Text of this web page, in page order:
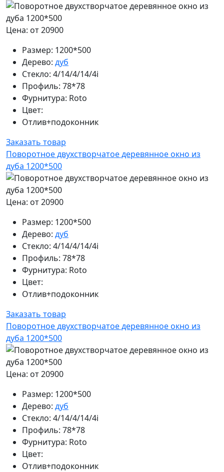
Цена: от 20900
Размер: 1200*500
Дерево: дуб
Стекло: 4/14/4/14/4i
Профиль: 78*78
Фурнитура: Roto
Цвет:
Отлив+подоконник
Заказать товар
Поворотное двухстворчатое деревянное окно из
дуба 1200*500
Цена: от 20900
Размер: 1200*500
Дерево: дуб
Стекло: 4/14/4/14/4i
Профиль: 78*78
Фурнитура: Roto
Цвет:
Отлив+подоконник
Заказать товар
Поворотное двухстворчатое деревянное окно из
дуба 1200*500
Цена: от 20900
Размер: 1200*500
Дерево: дуб
Стекло: 4/14/4/14/4i
Профиль: 78*78
Фурнитура: Roto
Цвет:
Отлив+подоконник